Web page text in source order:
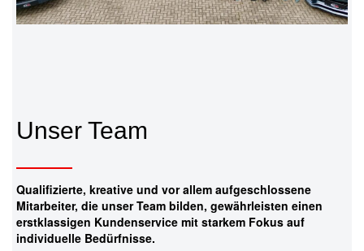
Unser Team
Qualifizierte, kreative und vor allem aufgeschlossene
Mitarbeiter, die unser Team bilden, gewährleisten einen
erstklassigen Kundenservice mit starkem Fokus auf
individuelle Bedürfnisse.